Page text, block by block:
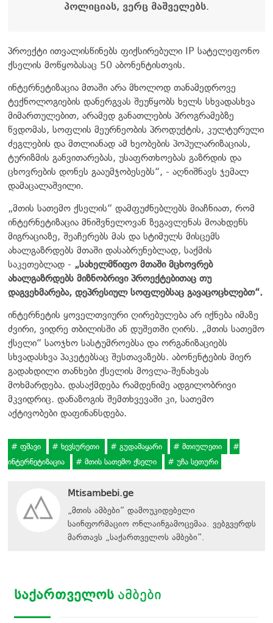
პოლიციას, ვერც მაშველებს.
პროექტი ითვალისწინებს ფიქსირებული IP სატელეფონო
ქსელის მოწყობასაც 50 აბონენტისთვის.
ინტერნეტიზაცია მთაში არა მხოლოდ თანამედროვე
ტექნოლოგიების დანერგვას შეუწყობს ხელს სხვადასხვა
მიმართულებით, არამედ განათლების პროგრამებზე
წვდომას, სოფლის მეურნეობის პროდუქტის, კულტურული
ძეგლების და მთლიანად ამ ხეობების პოპულარიზაციას,
ტურიზმის განვითარებას, უსაფრთხოებას გაზრდის და
ცხოვრების დონეს გააუმჯობესებს“, - აღნიშნავს ჯემალ
დამაცალაშვილი.
„მთის სათემო ქსელის“ დამფუძნებლებს მიაჩნიათ, რომ
ინტერნეტიზაცია მნიშვნელოვან ზეგავლენას მოახდენს
მიგრაციაზე, შეაჩერებს მას და სტიმულს მისცემს
ახალგაზრდებს მთაში დასაბრუნებლად, საქმის
საკეთებლად - „სახელმწიფო მთაში მცხოვრებ
ახალგაზრდებს მიზნობრივი პროექტებითაც თუ
დაგვეხმარება, დეპრესიულ სოფლებსაც გავაცოცხლებთ“.
ინტერნეტის ყოველთვიური ღირებულება არ იქნება იმაზე
ძვირი, ვიდრე თბილისში ან დუშეთში ღირს. „მთის სათემო
ქსელი“ საოჯხო სასტუმროებსა და ორგანიზაციებს
სხვადასხვა პაკეტებსაც შესთავაზებს. აბონენტების მიერ
გადახდილი თანხები ქსელის მოვლა-შენახვას
მოხმარდება. დასაქმდება რამდენიმე ადგილობრივი
მკვიდრიც. დანაზოგის შემთხვევაში კი, სათემო
აქტივობები დაფინანსდება.
ფშავი ხევსურეთი გუდამაყარი
მთიულეთი
ინტერნეტიზაცია
მთის სათემო ქსელი უჩა სეთური
Mtisambebi.ge
„მთის ამბები“ დამოუკიდებელი
საინფორმაციო ონლაინგამოცემაა. ვებგვერდს
მართავს „საქართველოს ამბები“.
ᲡᲐᲥᲐᲠᲗᲕᲔᲚᲝᲡ ᲐᲛᲑᲔᲑᲘ